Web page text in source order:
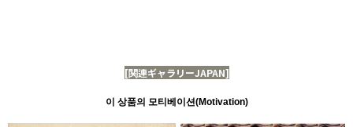
[関連ギャラリーJAPAN]
이 상품의 모티베이션(Motivation)